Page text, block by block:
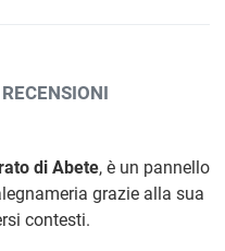
RECENSIONI
di Abete, è un pannello
grazie alla sua
contesti.